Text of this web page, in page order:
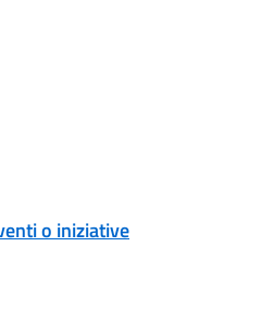
o iniziative